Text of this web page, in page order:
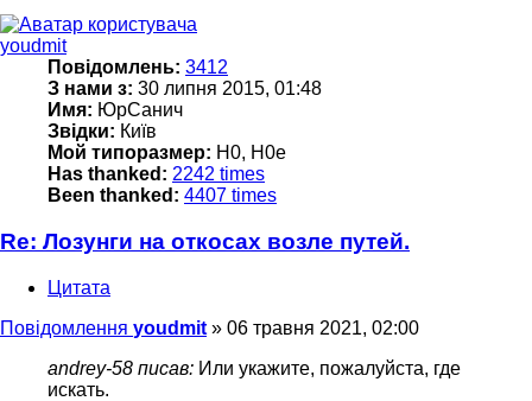
youdmit
Повідомлень: 3412
З нами з: 30 липня 2015, 01:48
Имя: ЮрСанич
Звідки: Київ
Мой типоразмер: H0, H0e
Has thanked: 2242 times
Been thanked: 4407 times
Re: Лозунги на откосах возле путей.
Цитата
Повідомлення youdmit » 06 травня 2021, 02:00
andrey-58 писав: Или укажите, пожалуйста, где
искать.